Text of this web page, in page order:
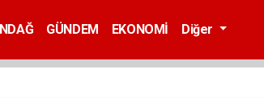
GÜNDEM EKONOMİ Diğer